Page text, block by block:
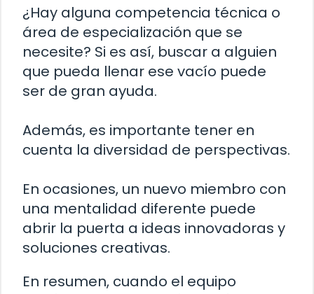
¿Hay alguna competencia técnica o
área de especialización que se
necesite? Si es así, buscar a alguien
que pueda llenar ese vacío puede
ser de gran ayuda.
Además, es importante tener en
cuenta la diversidad de perspectivas.
En ocasiones, un nuevo miembro con
una mentalidad diferente puede
abrir la puerta a ideas innovadoras y
soluciones creativas.
En resumen, cuando el equipo